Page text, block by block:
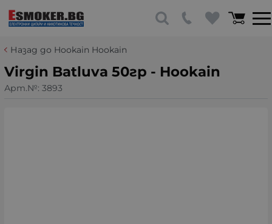
Назад до Hookain Hookain
Virgin Batluva 50гр - Hookain
Арт.№: 3893